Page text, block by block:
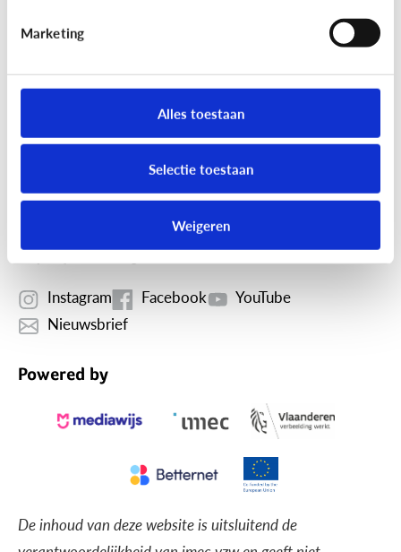
Marketing
Alles toestaan
Selectie toestaan
Weigeren
MediaNest is dé website over mediaopvoeding waar
ouders terecht kunnen voor een antwoord op hun
vragen over de digitale wereld van hun kind.
ons.
Blijf op de hoogte
Instagram Facebook
YouTube
Nieuwsbrief
Powered by
De inhoud van deze website is uitsluitend de